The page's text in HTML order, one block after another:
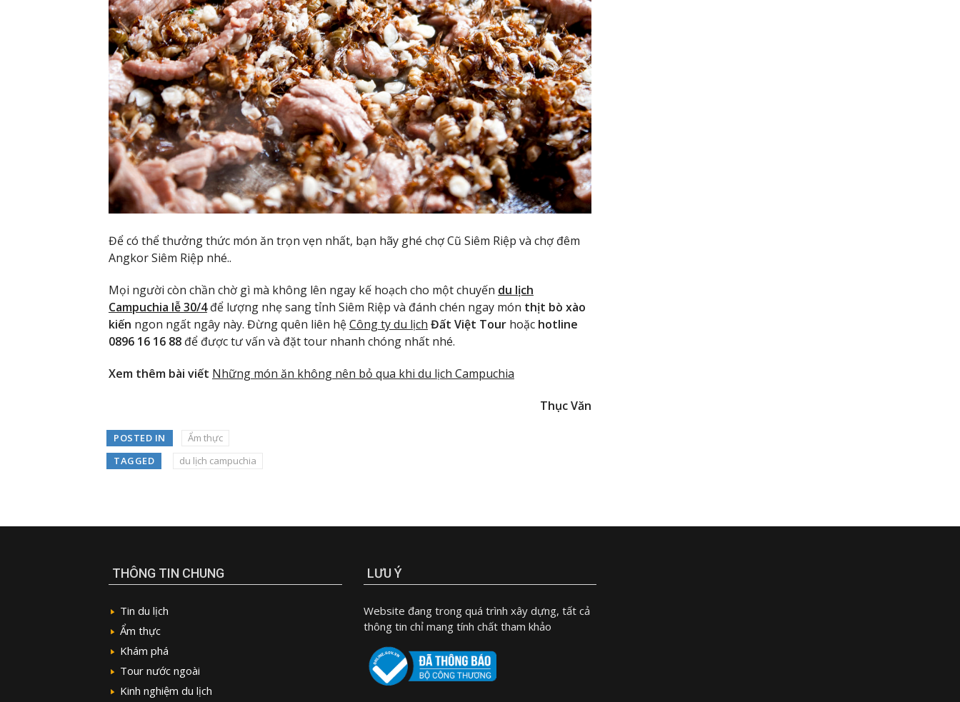
Để có thể thưởng thức món ăn trọn vẹn nhất, bạn hãy ghé chợ Cũ Siêm Riệp và chợ đêm
Angkor Siêm Riệp nhé..
Mọi người còn chần chờ gì mà không lên ngay kế hoạch cho một chuyến du lịch
Campuchia lễ 30/4để lượng nhẹ sang tỉnh Siêm Riệp và đánh chén ngay món thịt bò xào
kiến ngon ngất ngây này. Đừng quên liên hệCông ty du lịch Đất Việt Tour hoặc hotline
0896 16 16 88 để được tư vấn và đặt tour nhanh chóng nhất nhé.
Xem thêm bài viết Những món ăn không nên bỏ qua khi du lịch Campuchia
Thục Văn
POSTED IN
Ẩm thực
TAGGED
du lịch campuchia
THÔNG TIN CHUNG
Tin du lịch
Ẩm thực
Khám phá
Tour nước ngoài
Kinh nghiệm du lịch
LƯU Ý
Website đang trong quá trình xây dựng, tất cả
thông tin chỉ mang tính chất tham khảo